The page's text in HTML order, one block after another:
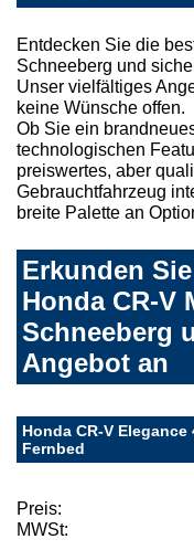
Entdecken Sie die
Schneeberg und
Unser vielfältiges
keine Wünsche offen.
Ob Sie ein
technologischen
preiswertes, aber
Gebrauchtfahrzeug
breite Palette an
Erkunden
Honda CR-V
Schneeberg
Angebot an
Honda CR-V Elegance
Fernbed
Preis:
MWSt: